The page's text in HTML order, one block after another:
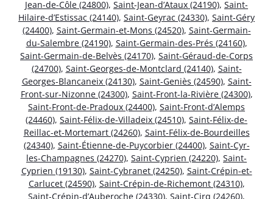
Jean-de-Côle (24800), Saint-Jean-d’Ataux (24190), Saint-
Hilaire-d’Estissac (24140), Saint-Geyrac (24330), Saint-Géry
(24400), Saint-Germain-et-Mons (24520), Saint-Germain-
du-Salembre (24190), Saint-Germain-des-Prés (24160),
Saint-Germain-de-Belvès (24170), Saint-Géraud-de-Corps
(24700), Saint-Georges-de-Montclard (24140), Saint-
Georges-Blancaneix (24130), Saint-Geniès (24590), Saint-
Front-sur-Nizonne (24300), Saint-Front-la-Rivière (24300),
Saint-Front-de-Pradoux (24400), Saint-Front-d’Alemps
(24460), Saint-Félix-de-Villadeix (24510), Saint-Félix-de-
Reillac-et-Mortemart (24260), Saint-Félix-de-Bourdeilles
(24340), Saint-Étienne-de-Puycorbier (24400), Saint-Cyr-
les-Champagnes (24270), Saint-Cyprien (24220), Saint-
Cyprien (19130), Saint-Cybranet (24250), Saint-Crépin-et-
Carlucet (24590), Saint-Crépin-de-Richemont (24310),
Saint-Crépin-d’Auberoche (24330), Saint-Cirq (24260),